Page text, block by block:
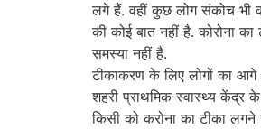
लगे हैं. वहीं कुछ लोग संकोच भी
की कोई बात नहीं है. कोरोना
समस्या नहीं है.
टीकाकरण के लिए लोगों का आगे
शहरी प्राथमिक स्वास्थ्य केंद्र
किसी को करोना का टीका